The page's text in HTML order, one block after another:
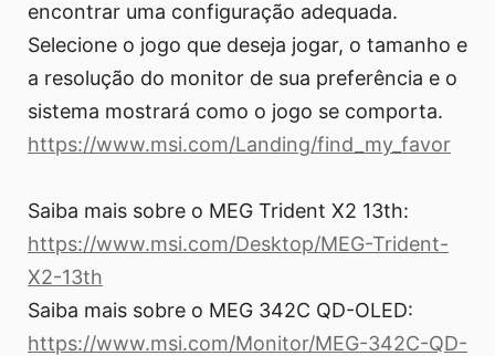
encontrar uma configuração adequada.
Selecione o jogo que deseja jogar, o tamanho e
a resolução do monitor de sua preferência e o
sistema mostrará como o jogo se comporta.
https://www.msi.com/Landing/find_my_favor
Saiba mais sobre o MEG Trident X2 13th:
https://www.msi.com/Desktop/MEG-Trident-
X2-13th
Saiba mais sobre o MEG 342C QD-OLED:
https://www.msi.com/Monitor/MEG-342C-QD-